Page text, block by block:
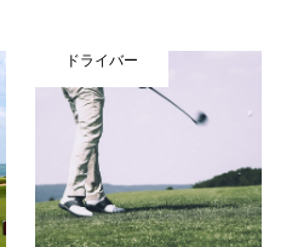
ドライバー